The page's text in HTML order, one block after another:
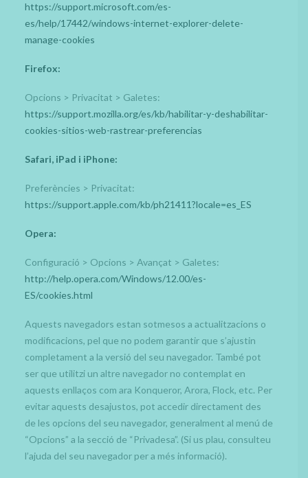
https://support.microsoft.com/es-
es/help/17442/windows-internet-explorer-delete-
manage-cookies
Firefox:
Opcions > Privacitat > Galetes:
https://support.mozilla.org/es/kb/habilitar-y-deshabilitar-
cookies-sitios-web-rastrear-preferencias
Safari, iPad i iPhone:
Preferències > Privacitat:
https://support.apple.com/kb/ph21411?locale=es_ES
Opera:
Configuració > Opcions > Avançat > Galetes:
http://help.opera.com/Windows/12.00/es-
ES/cookies.html
Aquests navegadors estan sotmesos a actualitzacions o
modificacions, pel que no podem garantir que s’ajustin
completament a la versió del seu navegador. També pot
ser que utilitzi un altre navegador no contemplat en
aquests enllaços com ara Konqueror, Arora, Flock, etc. Per
evitar aquests desajustos, pot accedir directament des
de les opcions del seu navegador, generalment al menú de
“Opcions” a la secció de “Privadesa”. (Si us plau, consulteu
l’ajuda del seu navegador per a més informació).